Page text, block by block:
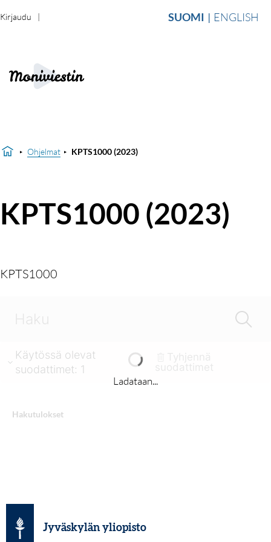
SUOMI ENGLISH
Kirjaudu
Ohjelmat KPTS1000 (2023)
KPTS1000 (2023)
KPTS1000
Käytössä olevat
suodattimet: 1
Hakutulokset
Ladataan...
Jyväskylän yliopisto